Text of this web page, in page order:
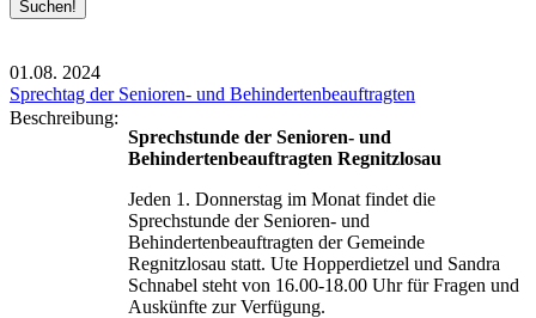
01.08. 2024
Sprechtag der Senioren- und Behindertenbeauftragten
Beschreibung:
Sprechstunde der Senioren- und
Behindertenbeauftragten Regnitzlosau
Jeden 1. Donnerstag im Monat findet die
Sprechstunde der Senioren- und
Behindertenbeauftragten der Gemeinde
Regnitzlosau statt. Ute Hopperdietzel und Sandra
Schnabel steht von 16.00-18.00 Uhr für Fragen und
Auskünfte zur Verfügung.